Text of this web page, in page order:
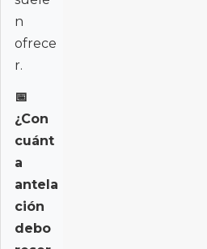
n
ofrece
r.
📅
¿Con
cuánt
a
antela
ción
debo